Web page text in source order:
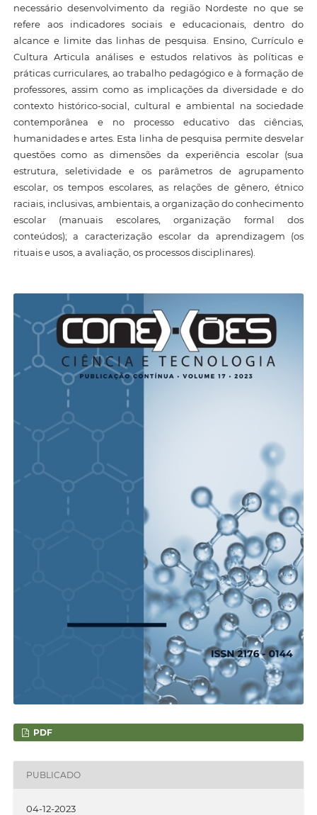
necessário desenvolvimento da região Nordeste no que se
refere aos indicadores sociais e educacionais, dentro do
alcance e limite das linhas de pesquisa. Ensino, Currículo e
Cultura Articula análises e estudos relativos às políticas e
práticas curriculares, ao trabalho pedagógico e à formação de
professores, assim como as implicações da diversidade e do
contexto histórico-social, cultural e ambiental na sociedade
contemporânea e no processo educativo das ciências,
humanidades e artes. Esta linha de pesquisa permite desvelar
questões como as dimensões da experiência escolar (sua
estrutura, seletividade e os parâmetros de agrupamento
escolar, os tempos escolares, as relações de gênero, étnico
raciais, inclusivas, ambientais, a organização do conhecimento
escolar (manuais escolares, organização formal dos
conteúdos); a caracterização escolar da aprendizagem (os
rituais e usos, a avaliação, os processos disciplinares).
PDF
PUBLICADO
04-12-2023